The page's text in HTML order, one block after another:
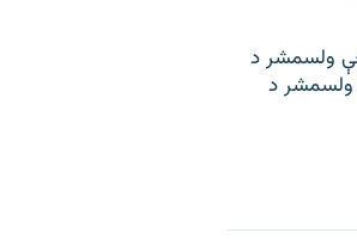
چې ولسمشر د
ولسمشر د